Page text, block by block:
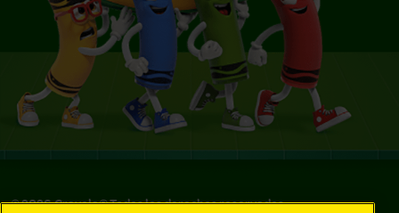
©2026Crayola® Todos los derechos reservados.